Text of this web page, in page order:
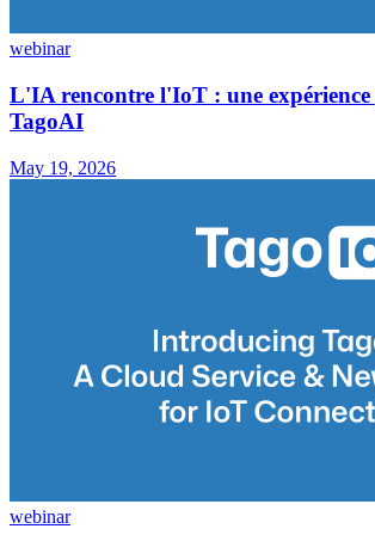
webinar
L'IA rencontre l'IoT : une
TagoAI
May 19, 2026
webinar